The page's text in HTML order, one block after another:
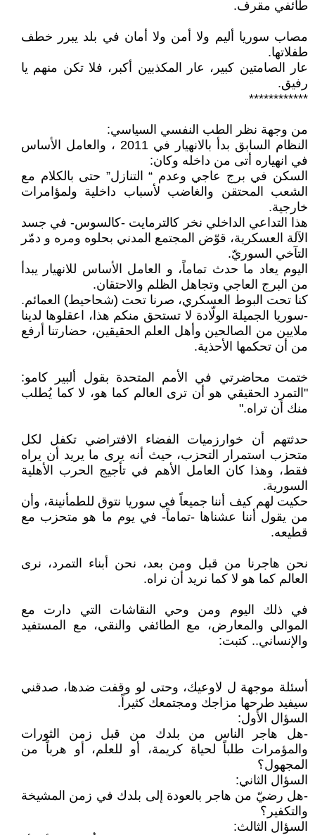
طائفي مقرف.
مصاب سوريا أليم ولا أمن ولا أمان في بلد يبرر خطف
طفلاتها.
عار الصامتين كبير، عار المكذبين أكبر، فلا تكن منهم يا
رفيق.
************
من وجهة نظر الطب النفسي السياسي:
النظام السابق بدأ بالانهيار في 2011 ، والعامل الأساس
في انهياره أتى من داخله وكان:
السكن في برج عاجي وعدم “ التنازل” حتى بالكلام مع
الشعب المحتقن والغاضب لأسباب داخلية ولمؤامرات
خارجية.
هذا التداعي الداخلي نخر كالترمايت -كالسوس- في جسد
الآلة العسكرية، قوّض المجتمع المدني بحلوه ومره و دمّر
التآخي السوريّ.
اليوم يعاد ما حدث تماماً، و العامل الأساس للانهيار يبدأ
من البرج العاجي وتجاهل الظلم والاحتقان.
كنا تحت البوط العسكري، صرنا تحت (شحاحيط) العمائم.
-سوريا الجميلة الولّادة لا تستحق منكم هذا، اعقلوها لدينا
ملايين من الصالحين وأهل العلم الحقيقين، حضارتنا أرفع
من أن تحكمها الأحذية.
ختمت محاضرتي في الأمم المتحدة بقول ألبير كامو:
"التمرد الحقيقي هو أن ترى العالم كما هو، لا كما يُطلب
منك أن تراه."
حدثتهم أن خوارزميات الفضاء الافتراضي تكفل لكل
متحزب استمرار التحزب، حيث أنه يرى ما يريد أن يراه
فقط، وهذا كان العامل الأهم في تأجيج الحرب الأهلية
السورية.
حكيت لهم كيف أننا جميعاً في سوريا نتوق للطمأنينة، وأن
من يقول أننا عشناها -تماماً- في يوم ما هو متحزب مع
قطيعه.
نحن هاجرنا من قبل ومن بعد، نحن أبناء التمرد، نرى
العالم كما هو لا كما نريد أن نراه.
في ذلك اليوم ومن وحي النقاشات التي دارت مع
الموالي والمعارض، مع الطائفي والنقي، مع المستفيد
والإنساني.. كتبت:
أسئلة موجهة ل لاوعيك، وحتى لو وقفت ضدها، صدقني
سيفيد طرحها مزاجك ومجتمعك كثيراً.
السؤال الأول:
-هل هاجر الناس من بلدك من قبل زمن الثورات
والمؤمرات طلباً لحياة كريمة، أو للعلم، أو هرباً من
المجهول؟
السؤال الثاني:
-هل رضيّ من هاجر بالعودة إلى بلدك في زمن المشيخة
والتكفير؟
السؤال الثالث: